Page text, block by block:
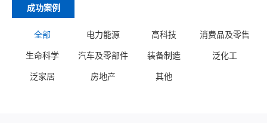
成功案例
全部 电力能源 高科技
消费品及零售
生命科学
汽车及零部件 装备制造
泛化工
泛家居
房地产 其他